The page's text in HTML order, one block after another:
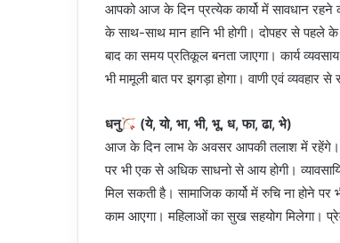
आपको आज के दिन प्रत्येक कार्यो में सावधान
के साथ-साथ मान हानि भी होगी। दोपहर से पहले
बाद का समय प्रतिकूल बनता जाएगा। कार्य
भी मामूली बात पर झगड़ा होगा। वाणी एवं व्यवहार
धनु
(ये, यो, भा, भी, भू, ध, फा, ढा, भे)
आज के दिन लाभ के अवसर आपकी तलाश में रहेंगे।
पर भी एक से अधिक साधनो से आय होगी।
मिल सकती है। सामाजिक कार्यो में रुचि ना होने पर
काम आएगा। महिलाओं का सुख सहयोग मिलेगा।